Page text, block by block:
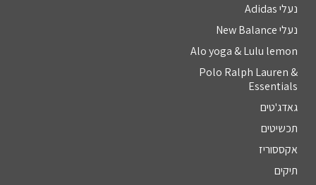
נעלי Adidas
נעלי New Balance
Alo yoga & Lulu lemon
Polo Ralph Lauren &
Essentials
גאדג'טים
תכשיטים
אקססוריז
תיקים